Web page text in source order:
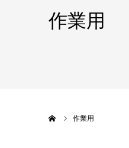
作業用
作業用